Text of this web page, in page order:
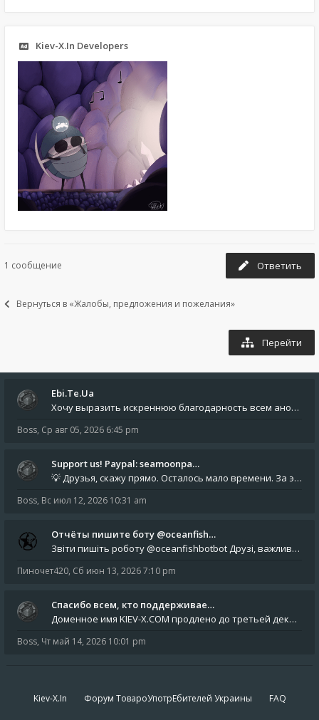
Kiev-X.In Developers
1 сообщение Ответить
Вернуться в «Жалобы, предложения и пожелания»
Перейти
Ebi.Te.Ua
Хочу выразить искреннюю благодарность всем анонимным пользователям, которые поддержали наше сообщество финансово. Благод
Boss, Ср авг 05, 2026 6:45 pm
Support us! Paypal: seamoonpa…
💡 Друзья, скажу прямо. Осталось мало времени. За это время нам нужно закрыть последние обязательные расходы: около 500
Boss, Вс июл 12, 2026 10:31 am
Отчёты пишите боту @oceanfish…
Звіти пишіть роботу @oceanfishbotbot Друзі, важливе повідомлення для учасників форума. Основне звернення опублікован
Пиночет420, Сб июн 13, 2026 7:10 pm
Спасибо всем, кто поддерживае…
Доменное имя KIEV-X.COM продлено до третьей декады августа 2027 года! Спасибо всем анонимным пользователям, которые по
Boss, Чт май 14, 2026 10:01 pm
Kiev-X.In Форум ТовароУпотрЕбителей Украины FAQ